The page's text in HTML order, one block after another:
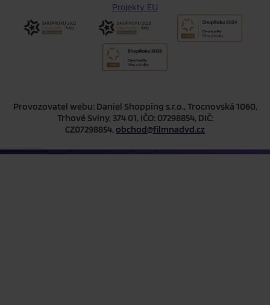
Projekty EU
Provozovatel webu: Daniel Shopping s.r.o., Trocnovská 1060,
Trhové Sviny, 374 01, IČO: 07298854, DIČ:
CZ07298854, obchod@filmnadvd.cz